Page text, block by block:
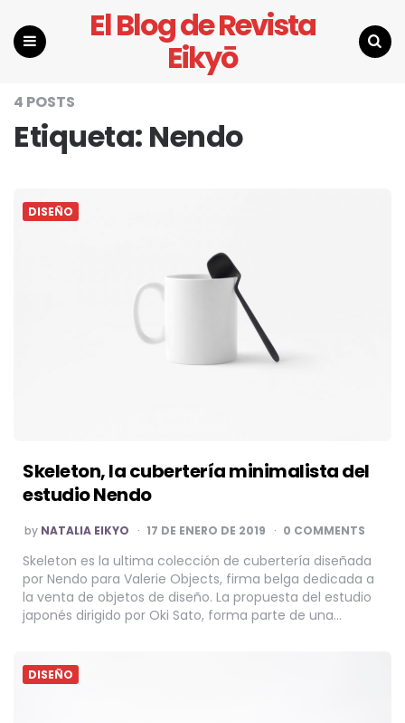
El Blog de Revista
Eikyō
4 POSTS
Etiqueta: Nendo
DISEÑO
Skeleton, la cubertería minimalista del
estudio Nendo
POSTED
BY
by NATALIA EIKYO 17 DE ENERO DE 2019 0 COMMENTS
Skeleton es la ultima colección de cubertería diseñada
por Nendo para Valerie Objects, firma belga dedicada a
la venta de objetos de diseño. La propuesta del estudio
japonés dirigido por Oki Sato, forma parte de una…
DISEÑO